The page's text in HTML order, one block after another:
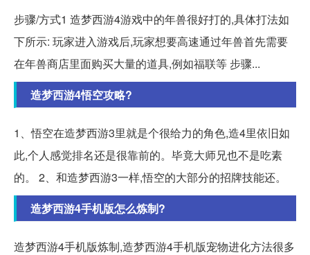
步骤/方式1 造梦西游4游戏中的年兽很好打的,具体打法如
下所示: 玩家进入游戏后,玩家想要高速通过年兽首先需要
在年兽商店里面购买大量的道具,例如福联等 步骤...
造梦西游4悟空攻略?
1、悟空在造梦西游3里就是个很给力的角色,造4里依旧如
此,个人感觉排名还是很靠前的。毕竟大师兄也不是吃素
的。 2、和造梦西游3一样,悟空的大部分的招牌技能还。
造梦西游4手机版怎么炼制?
造梦西游4手机版炼制,造梦西游4手机版宠物进化方法很多